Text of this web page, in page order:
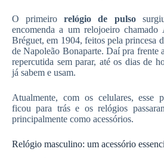
O primeirorelógio de pulso
encomenda a um relojoeiro chamado
Bréguet, em 1904, feitos pela princesa
de Napoleão Bonaparte. Daí pra frente
repercutida sem parar, até os dias de
já sabem e usam.
Atualmente, com os celulares, esse
ficou para trás e os relógios
principalmente como acessórios.
Relógio masculino: um acessório